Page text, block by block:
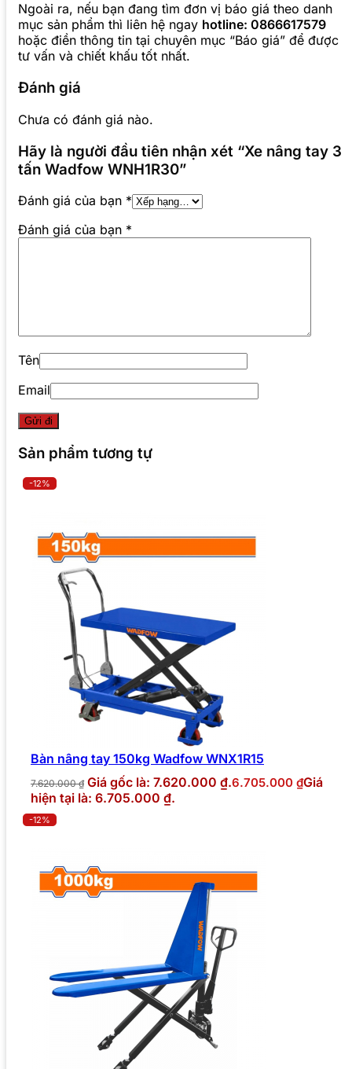
Ngoài ra, nếu bạn đang tìm đơn vị báo giá theo danh
mục sản phẩm thì liên hệ ngay hotline: 0866617579
hoặc điền thông tin tại chuyên mục “Báo giá” để được
tư vấn và chiết khấu tốt nhất.
Đánh giá
Chưa có đánh giá nào.
Hãy là người đầu tiên nhận xét “Xe nâng tay 3
tấn Wadfow WNH1R30”
Đánh giá của bạn *
Đánh giá của bạn *
Tên
Email
Sản phẩm tương tự
-12%
Bàn nâng tay 150kg Wadfow WNX1R15
7.620.000₫ Giá gốc là: 7.620.000 ₫.6.705.000 ₫Giá
hiện tại là: 6.705.000 ₫.
-12%